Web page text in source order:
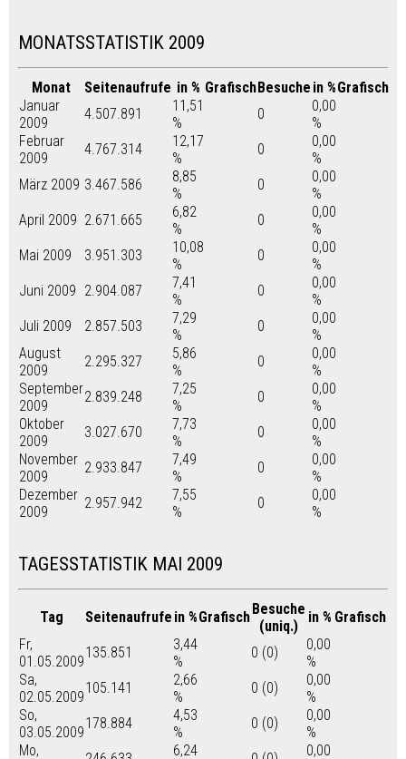
MONATSSTATISTIK 2009
Monat Seitenaufrufe in % GrafischBesuche in %Grafisch
Januar
2009
4.507.891
11,51
%
0
0,00
%
Februar
2009
4.767.314
12,17
%
0
0,00
%
März 2009 3.467.586
8,85
%
0
0,00
%
April 2009 2.671.665
6,82
%
0
0,00
%
Mai 2009
3.951.303
10,08
%
0
0,00
%
Juni 2009 2.904.087
7,41
%
0
0,00
%
Juli 2009
2.857.503
7,29
%
0
0,00
%
August
2009
2.295.327
5,86
%
0
0,00
%
September
2009
2.839.248
7,25
%
0
0,00
%
Oktober
2009
3.027.670
7,73
%
0
0,00
%
November
2009
2.933.847
7,49
%
0
0,00
%
Dezember
2009
2.957.942
7,55
%
0
0,00
%
TAGESSTATISTIK MAI 2009
Tag Seitenaufrufe in %GrafischBesuche
(uniq.)
in % Grafisch
Fr,
01.05.2009
135.851
3,44
%
0 (0)
0,00
%
Sa,
02.05.2009
105.141
2,66
%
0 (0)
0,00
%
So,
03.05.2009
178.884
4,53
%
0 (0)
0,00
%
Mo,
6,24
0,00